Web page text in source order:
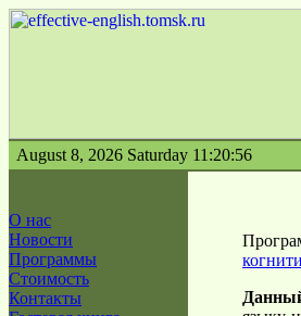
August 8, 2026 Saturday 11:20:56
О нас
Новости
Программы
Стоимость
Контакты